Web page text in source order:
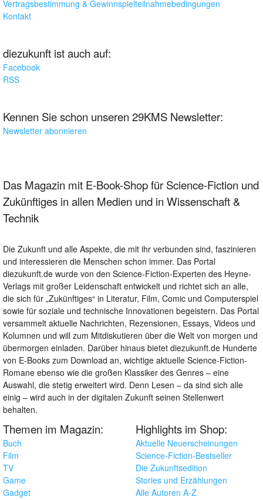
Vertragsbestimmung & Gewinnspielteilnahmebedingungen
Kontakt
diezukunft ist auch auf:
Facebook
RSS
Kennen Sie schon unseren 29KMS Newsletter:
Newsletter abonnieren
Das Magazin mit E-Book-Shop für Science-Fiction und
Zukünftiges in allen Medien und in Wissenschaft &
Technik
Die Zukunft und alle Aspekte, die mit ihr verbunden sind, faszinieren
und interessieren die Menschen schon immer. Das Portal
diezukunft.de wurde von den Science-Fiction-Experten des Heyne-
Verlags mit großer Leidenschaft entwickelt und richtet sich an alle,
die sich für „Zukünftiges“ in Literatur, Film, Comic und Computerspiel
sowie für soziale und technische Innovationen begeistern. Das Portal
versammelt aktuelle Nachrichten, Rezensionen, Essays, Videos und
Kolumnen und will zum Mitdiskutieren über die Welt von morgen und
übermorgen einladen. Darüber hinaus bietet diezukunft.de Hunderte
von E-Books zum Download an, wichtige aktuelle Science-Fiction-
Romane ebenso wie die großen Klassiker des Genres – eine
Auswahl, die stetig erweitert wird. Denn Lesen – da sind sich alle
einig – wird auch in der digitalen Zukunft seinen Stellenwert
behalten.
Themen im Magazin:
Buch
Film
TV
Game
Gadget
Highlights im Shop:
Aktuelle Neuerscheinungen
Science-Fiction-Bestseller
Die Zukunftsedition
Stories und Erzählungen
Alle Autoren A-Z